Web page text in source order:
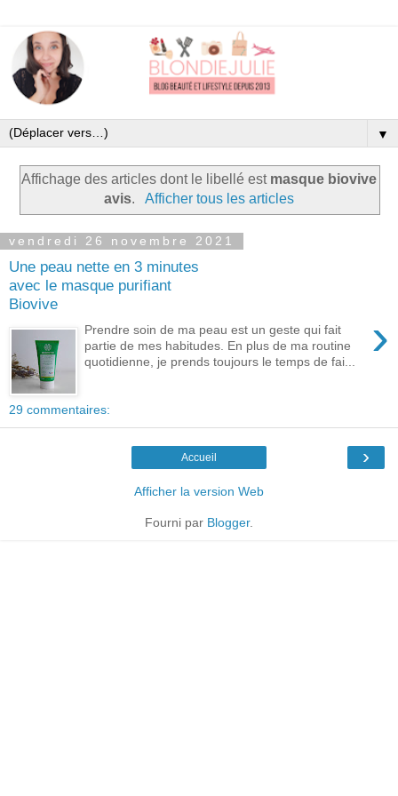
▼
Affichage des articles dont le libellé est masque biovive
avis. Afficher tous les articles
vendredi 26 novembre 2021
Une peau nette en 3 minutes
avec le masque purifiant
Biovive
›
Prendre soin de ma peau est un geste qui fait
partie de mes habitudes. En plus de ma routine
quotidienne, je prends toujours le temps de fai...
29 commentaires:
›
Accueil
Afficher la version Web
Fourni par Blogger.